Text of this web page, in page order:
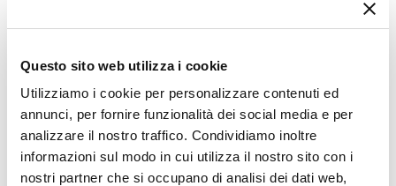
Questo sito web utilizza i cookie
Utilizziamo i cookie per personalizzare contenuti ed
annunci, per fornire funzionalità dei social media e per
analizzare il nostro traffico. Condividiamo inoltre
informazioni sul modo in cui utilizza il nostro sito con i
nostri partner che si occupano di analisi dei dati web,
Rotonda
Altezza
90 cm
Profondità Vaso
30 cm